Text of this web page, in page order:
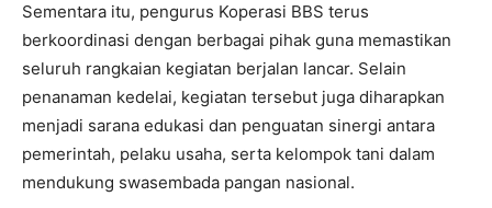
Sementara itu, pengurus Koperasi BBS terus
berkoordinasi dengan berbagai pihak guna memastikan
seluruh rangkaian kegiatan berjalan lancar. Selain
penanaman kedelai, kegiatan tersebut juga diharapkan
menjadi sarana edukasi dan penguatan sinergi antara
pemerintah, pelaku usaha, serta kelompok tani dalam
mendukung swasembada pangan nasional.